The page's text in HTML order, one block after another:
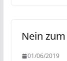
Nein
01/06/2019